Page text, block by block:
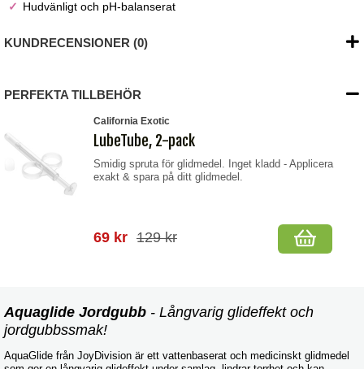
Hudvänligt och pH-balanserat
KUNDRECENSIONER (0)
PERFEKTA TILLBEHÖR
California Exotic
LubeTube, 2-pack
Smidig spruta för glidmedel. Inget kladd - Applicera
exakt & spara på ditt glidmedel.
69 kr 129 kr
Aquaglide Jordgubb - Långvarig glideffekt och
jordgubbssmak!
AquaGlide från JoyDivision är ett vattenbaserat och medicinskt glidmedel